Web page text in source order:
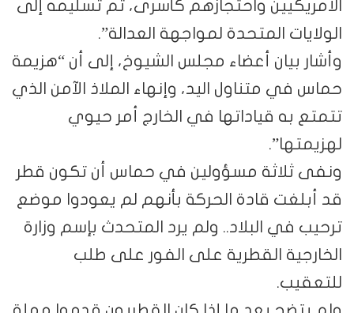
الأمريكيين واحتجازهم كأسرى، ثم تسليمه إلى
الولايات المتحدة لمواجهة العدالة”.
وأشار بيان أعضاء مجلس الشيوخ، إلى أن “هزيمة
حماس في متناول اليد، وإنهاء الملاذ الآمن الذي
تتمتع به قياداتها في الخارج أمر حيوي
لهزيمتها”.
ونفى ثلاثة مسؤولين في حماس أن تكون قطر
قد أبلغت قادة الحركة بأنهم لم يعودوا موضع
ترحيب في البلاد.. ولم يرد المتحدث بإسم وزارة
الخارجية القطرية على الفور على طلب
للتعقيب.